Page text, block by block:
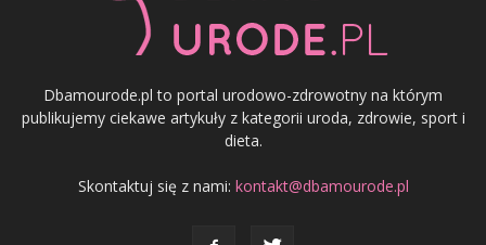
Dbamourode.pl to portal urodowo-zdrowotny na którym
publikujemy ciekawe artykuły z kategorii uroda, zdrowie, sport i
dieta.
Skontaktuj się z nami: kontakt@dbamourode.pl